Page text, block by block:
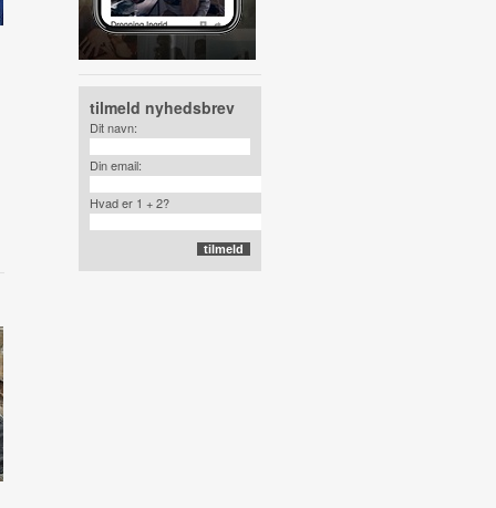
tilmeld nyhedsbrev
Dit navn:
Din email:
Hvad er 1 + 2?